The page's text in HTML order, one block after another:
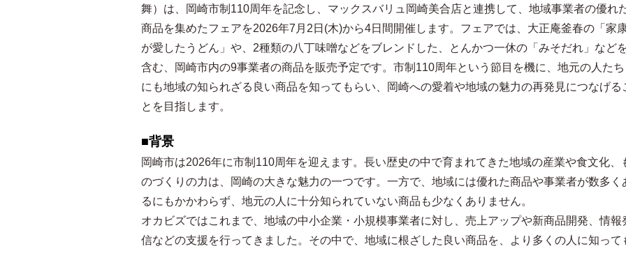
舞）は、岡崎市制110周年を記念し、マックスバリュ岡崎美合店と連携して、地域事業者の優れ
商品を集めたフェアを2026年7月2日(木)から4日間開催します。フェアでは、大正庵釜春の「家
が愛したうどん」や、2種類の八丁味噌などをブレンドした、とんかつ一休の「みそだれ」など
含む、岡崎市内の9事業者の商品を販売予定です。市制110周年という節目を機に、地元の人たち
にも地域の知られざる良い商品を知ってもらい、岡崎への愛着や地域の魅力の再発見につなげる
とを目指します。
■背景
岡崎市は2026年に市制110周年を迎えます。長い歴史の中で育まれてきた地域の産業や食文化、
のづくりの力は、岡崎の大きな魅力の一つです。一方で、地域には優れた商品や事業者が数多く
るにもかかわらず、地元の人に十分知られていない商品も少なくありません。
オカビズではこれまで、地域の中小企業・小規模事業者に対し、売上アップや新商品開発、情報
信などの支援を行ってきました。その中で、地域に根ざした良い商品を、より多くの人に知って